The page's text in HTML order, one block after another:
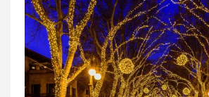
ENTRETENIMIENTO